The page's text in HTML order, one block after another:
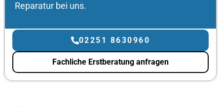
Reparatur bei uns.
02251 8630960
Fachliche Erstberatung anfragen